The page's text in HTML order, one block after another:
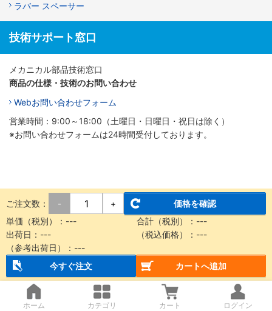
ラバー スペーサー
技術サポート窓口
メカニカル部品技術窓口
商品の仕様・技術のお問い合わせ
Webお問い合わせフォーム
営業時間：9:00～18:00（土曜日・日曜日・祝日は除く）
※お問い合わせフォームは24時間受付しております。
ご注文数： - +
価格を確認
単価（税別）： --- 合計（税別）： ---
出荷日： --- （税込価格）： ---
（参考出荷日）： ---
今すぐ注文
カートへ追加
ホーム カテゴリ カート ログイン